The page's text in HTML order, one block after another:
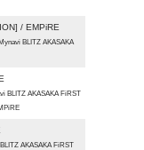
/ EMPiRE
BLITZ AKASAKA
BLITZ AKASAKA FiRST
AKASAKA FiRST